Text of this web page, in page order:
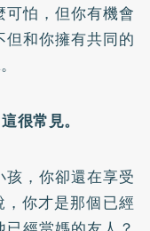
怕，但你有機會
和你擁有共同的
很常見。
，你卻還在享受
你才是那個已經